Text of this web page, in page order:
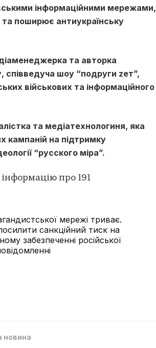
інформаційними мережами,
та поширює антиукраїнську
та авторка
співведуча шоу “подруги zет”,
військових та інформаційного
та медіатехнологиня, яка
кампаній на підтримку
“русского міра”.
про 191
мережі триває.
санкційний тиск на
забезпеченні російської
новина